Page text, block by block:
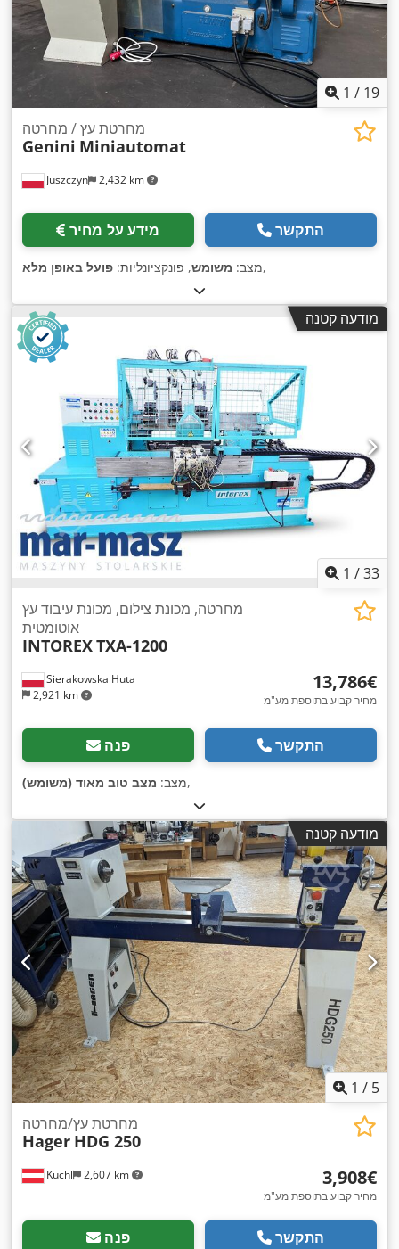
1 / 19
Juszczyn 2,432 km
מחרטת עץ / מחרטה
Genini Miniautomat
מידע על מחיר התקשר
מצב: משומש, פונקציונליות: פועל באופן מלא ,
מודעה קטנה
1 /33
Sierakowska Huta
2,921 km
מחרטה, מכונת צילום, מכונת עיבוד עץ
אוטומטית
INTOREXTXA-1200
‏13,786 ‏€
מחיר קבוע בתוספת מע"מ
פנה התקשר
מצב: מצב טוב מאוד (משומש) ,
מודעה קטנה
1 / 5
Kuchl 2,607 km
מחרטת עץ/מחרטה
Hager HDG 250
‏3,908 ‏€
מחיר קבוע בתוספת מע"מ
פנה התקשר